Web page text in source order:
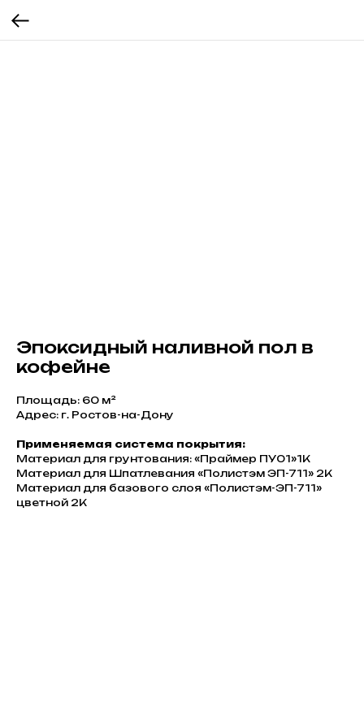
Эпоксидный наливной пол в
кофейне
Площадь: 60 м²
Адрес: г. Ростов-на-Дону
Применяемая система покрытия:
Материал для грунтования: «Праймер ПУ01»1К
Материал для Шпатлевания «Полистэм ЭП-711» 2К
Материал для базового слоя «Полистэм-ЭП-711»
цветной 2К